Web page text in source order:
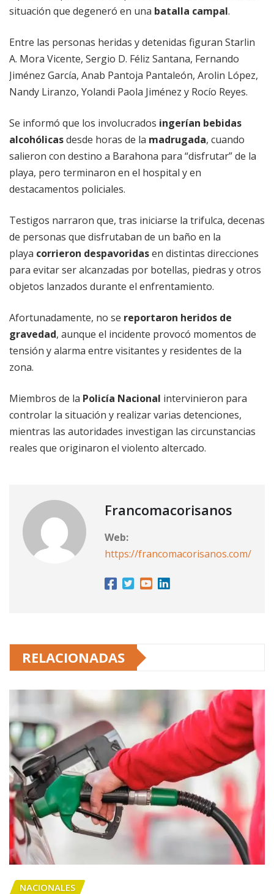
situación que degeneró en una batalla campal.
Entre las personas heridas y detenidas figuran Starlin
A. Mora Vicente, Sergio D. Féliz Santana, Fernando
Jiménez García, Anab Pantoja Pantaleón, Arolin López,
Nandy Liranzo, Yolandi Paola Jiménez y Rocío Reyes.
Se informó que los involucrados ingerían bebidas
alcohólicasdesde horas de la madrugada, cuando
salieron con destino a Barahona para “disfrutar” de la
playa, pero terminaron en el hospital y en
destacamentos policiales.
Testigos narraron que, tras iniciarse la trifulca, decenas
de personas que disfrutaban de un baño en la
playa corrieron despavoridasen distintas direcciones
para evitar ser alcanzadas por botellas, piedras y otros
objetos lanzados durante el enfrentamiento.
Afortunadamente, no se reportaron heridos de
gravedad, aunque el incidente provocó momentos de
tensión y alarma entre visitantes y residentes de la
zona.
Miembros de la Policía Nacional intervinieron para
controlar la situación y realizar varias detenciones,
mientras las autoridades investigan las circunstancias
reales que originaron el violento altercado.
Francomacorisanos
Web:
https://francomacorisanos.com/
RELACIONADAS
NACIONALES